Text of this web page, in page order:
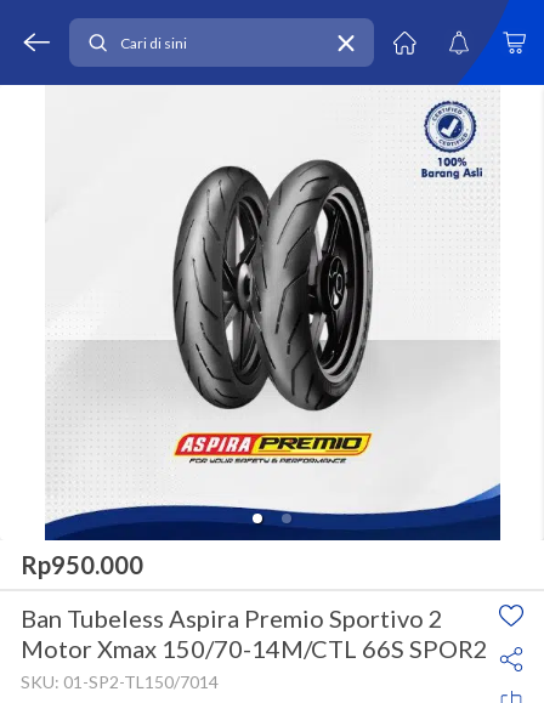
Rp950.000
Ban Tubeless Aspira Premio Sportivo 2
Motor Xmax 150/70-14M/CTL 66S SPOR2
SKU: 01-SP2-TL150/7014